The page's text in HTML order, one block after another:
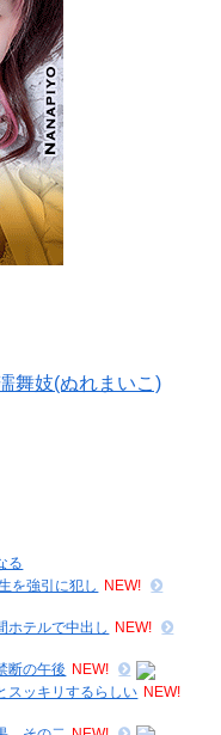
舞妓(ぬれまいこ)
る
を強引に犯し
NEW!
ホテルで中出し NEW!
断の午後 NEW!
スッキリするらしい NEW!